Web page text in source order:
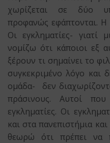
χωρίζεται σε δύο
προφανώς εφάπτονται. Η
Οι εγκληματίες- γιατί
νομίζω ότι κάποιοι εξ
ξέρουν τι σημαίνει το
συγκεκριμένο λόγο και
ομάδα- δεν
πράσινους. Αυτοί που
εγκληματίες. Οι
και στα πανεπιστήμια
θεωρώ ότι πρέπει να